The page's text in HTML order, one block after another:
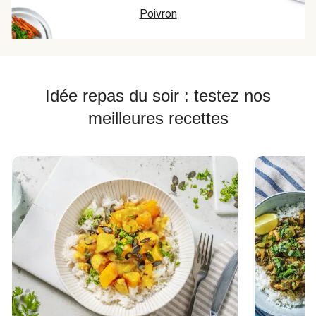
Poivron
Idée repas du soir : testez nos
meilleures recettes